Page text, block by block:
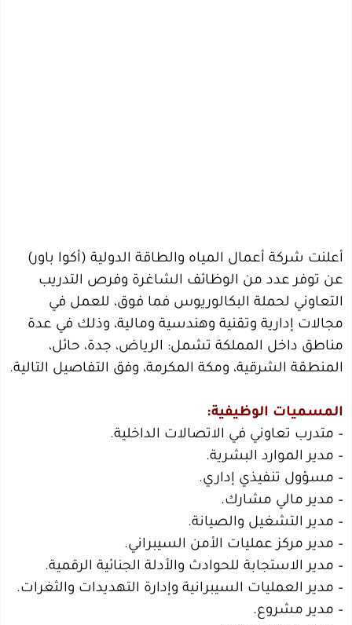
أعلنت شركة أعمال المياه والطاقة الدولية (أكوا باور)
عن توفر عدد من الوظائف الشاغرة وفرص التدريب
التعاوني لحملة البكالوريوس فما فوق، للعمل في
مجالات إدارية وتقنية وهندسية ومالية، وذلك في عدة
مناطق داخل المملكة تشمل: الرياض، جدة، حائل،
المنطقة الشرقية، ومكة المكرمة، وفق التفاصيل التالية.
المسميات الوظيفية:
– متدرب تعاوني في الاتصالات الداخلية.
– مدير الموارد البشرية.
– مسؤول تنفيذي إداري.
– مدير مالي مشارك.
– مدير التشغيل والصيانة.
– مدير مركز عمليات الأمن السيبراني.
– مدير الاستجابة للحوادث والأدلة الجنائية الرقمية.
– مدير العمليات السيبرانية وإدارة التهديدات والثغرات.
– مدير مشروع.